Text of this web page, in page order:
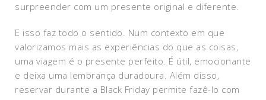
surpreender com um presente original e diferente.
E isso faz todo o sentido. Num contexto em que
valorizamos mais as experiências do que as coisas,
uma viagem é o presente perfeito. É útil, emocionante
e deixa uma lembrança duradoura. Além disso,
reservar durante a Black Friday permite fazê-lo com